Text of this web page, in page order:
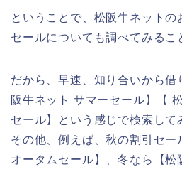
ということで、松阪牛ネットの
セールについても調べてみるこ
だから、早速、知り合いから
阪牛ネット サマーセール】【
セール】という感じで検索して
その他、例えば、秋の割引セー
オータムセール】、冬なら【松